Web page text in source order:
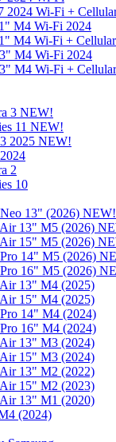
2024 Wi-Fi +
M4 Wi-Fi 2024
M4 Wi-Fi +
M4 Wi-Fi 2024
M4 Wi-Fi +
3 NEW!
11 NEW!
2025 NEW!
2
10
13" (2026) NEW!
13" M5 (2026)
15" M5 (2026)
14" M5 (2026)
16" M5 (2026)
13" M4 (2025)
15" M4 (2025)
14" M4 (2024)
16" M4 (2024)
13" M3 (2024)
15" M3 (2024)
13" M2 (2022)
15" M2 (2023)
13" M1 (2020)
(2024)